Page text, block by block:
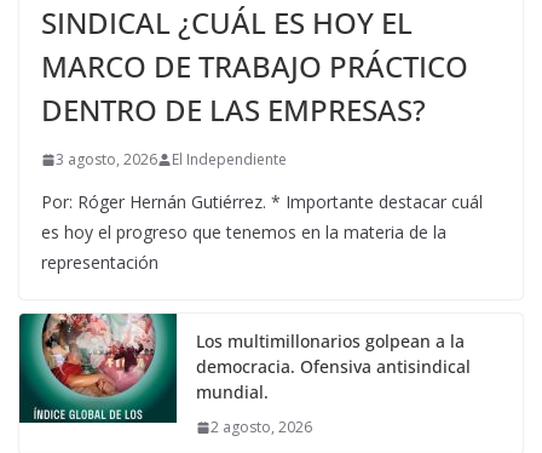
SINDICAL ¿CUÁL ES HOY EL
MARCO DE TRABAJO PRÁCTICO
DENTRO DE LAS EMPRESAS?
3 agosto, 2026 El Independiente
Por: Róger Hernán Gutiérrez. * Importante destacar cuál
es hoy el progreso que tenemos en la materia de la
representación
Los multimillonarios golpean a la
democracia. Ofensiva antisindical
mundial.
2 agosto, 2026